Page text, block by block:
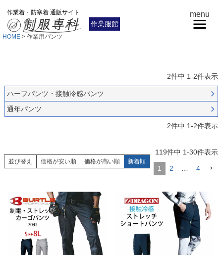
作業着・防寒着 通販サイト
作業服館
menu
HOME 作業用パンツ
2件中 1-2件表示
ハーフパンツ・接触冷感パンツ
通年パンツ
2件中 1-2件表示
並び替え 価格が安い順 価格が高い順 新着順
119件中 1-30件表示
1 2 4